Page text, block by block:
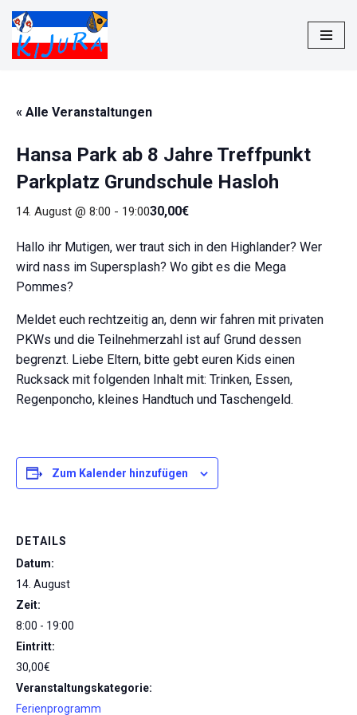
Zum
Inhalt
« Alle Veranstaltungen
Hansa Park ab 8 Jahre Treffpunkt
Parkplatz Grundschule Hasloh
14. August @ 8:00 - 19:0030,00€
Hallo ihr Mutigen, wer traut sich in den Highlander? Wer
wird nass im Supersplash? Wo gibt es die Mega
Pommes?
Meldet euch rechtzeitig an, denn wir fahren mit privaten
PKWs und die Teilnehmerzahl ist auf Grund dessen
begrenzt. Liebe Eltern, bitte gebt euren Kids einen
Rucksack mit folgenden Inhalt mit: Trinken, Essen,
Regenponcho, kleines Handtuch und Taschengeld.
Zum Kalender hinzufügen
DETAILS
Datum:
14. August
Zeit:
8:00 - 19:00
Eintritt:
30,00€
Veranstaltungskategorie:
Ferienprogramm